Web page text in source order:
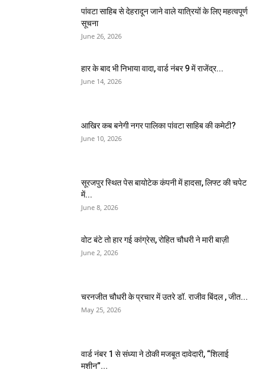
पांवटा साहिब से देहरादून जाने वाले यात्रियों के लिए महत्वपूर्ण
सूचना
June 26, 2026
हार के बाद भी निभाया वादा, वार्ड नंबर 9 में राजेंद्र...
June 14, 2026
आखिर कब बनेगी नगर पालिका पांवटा साहिब की कमेटी?
June 10, 2026
सूरजपुर स्थित पेस बायोटेक कंपनी में हादसा, लिफ्ट की चपेट
में...
June 8, 2026
वोट बंटे तो हार गई कांग्रेस, रोहित चौधरी ने मारी बाज़ी
June 2, 2026
चरनजीत चौधरी के प्रचार में उतरे डॉ. राजीव बिंदल , जीत...
May 25, 2026
वार्ड नंबर 1 से संध्या ने ठोकी मजबूत दावेदारी, “शिलाई
मशीन”...